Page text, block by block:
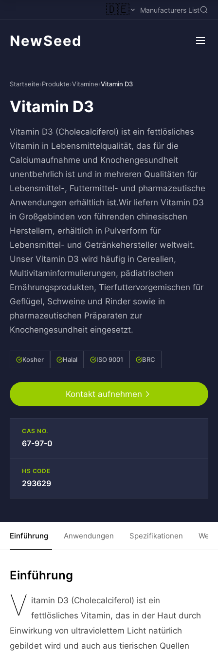
🇩🇪 Manufacturers List
NewSeed
Startseite›Produkte›Vitamine›Vitamin D3
Vitamin D3
Vitamin D3 (Cholecalciferol) ist ein fettlösliches
Vitamin in Lebensmittelqualität, das für die
Calciumaufnahme und Knochengesundheit
unentbehrlich ist und in mehreren Qualitäten für
Lebensmittel-, Futtermittel- und pharmazeutische
Anwendungen erhältlich ist.Wir liefern Vitamin D3
in Großgebinden von führenden chinesischen
Herstellern, erhältlich in Pulverform für
Lebensmittel- und Getränkehersteller weltweit.
Unser Vitamin D3 wird häufig in Cerealien,
Multivitaminformulierungen, pädiatrischen
Ernährungsprodukten, Tierfuttervorgemischen für
Geflügel, Schweine und Rinder sowie in
pharmazeutischen Präparaten zur
Knochengesundheit eingesetzt.
Kosher Halal ISO 9001 BRC
Kontakt aufnehmen
CAS NO.
67-97-0
HS CODE
293629
Einführung Anwendungen Spezifikationen
Einführung
V itamin D3 (Cholecalciferol) ist ein
fettlösliches Vitamin, das in der Haut durch
Einwirkung von ultraviolettem Licht natürlich
gebildet wird und auch aus tierischen Quellen